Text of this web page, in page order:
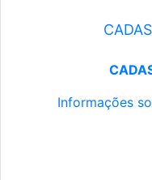
Informações